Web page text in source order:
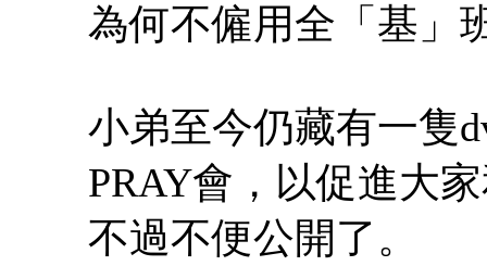
為何不僱用全「基」
小弟至今仍藏有一隻
PRAY會，以促進大
不過不便公開了。